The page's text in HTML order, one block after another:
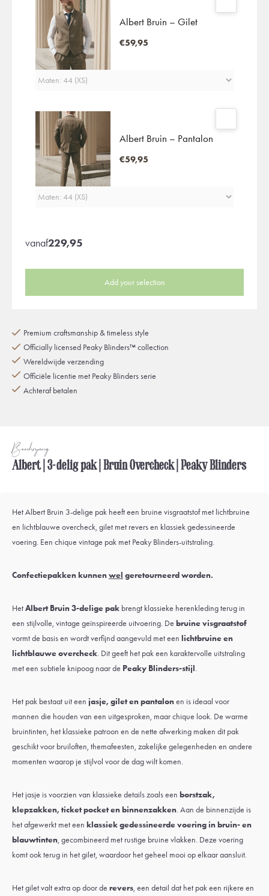
Albert Bruin – Gilet
€59,95
Albert Bruin – Pantalon
€59,95
vanaf229,95
Add your selection
Premium craftsmanship & timeless style
Officially licensed Peaky Blinders™ collection
Wereldwijde verzending
Officiële licentie met Peaky Blinders serie
Achteraf betalen
Beschrijving
Albert | 3-delig pak | Bruin Overcheck | Peaky Blinders
Het Albert Bruin 3-delige pak heeft een bruine visgraatstof met lichtbruine
en lichtblauwe overcheck, gilet met revers en klassiek gedessineerde
voering. Een chique vintage pak met Peaky Blinders-uitstraling.
Confectiepakken kunnenwel geretourneerd worden.
HetAlbert Bruin 3-delige pak brengt klassieke herenkleding terug in
een stijlvolle, vintage geïnspireerde uitvoering. De bruine visgraatstof
vormt de basis en wordt verfijnd aangevuld met een lichtbruine en
lichtblauwe overcheck. Dit geeft het pak een karaktervolle uitstraling
met een subtiele knipoog naar de Peaky Blinders-stijl.
Het pak bestaat uit een jasje, gilet en pantalonen is ideaal voor
mannen die houden van een uitgesproken, maar chique look. De warme
bruintinten, het klassieke patroon en de nette afwerking maken dit pak
geschikt voor bruiloften, themafeesten, zakelijke gelegenheden en andere
momenten waarop je stijlvol voor de dag wilt komen.
Het jasje is voorzien van klassieke details zoals een borstzak,
klepzakken, ticket pocket en binnenzakken. Aan de binnenzijde is
het afgewerkt met een klassiek gedessineerde voering in bruin- en
blauwtinten, gecombineerd met rustige bruine vlakken. Deze voering
komt ook terug in het gilet, waardoor het geheel mooi op elkaar aansluit.
Het gilet valt extra op door de revers, een detail dat het pak een rijkere en